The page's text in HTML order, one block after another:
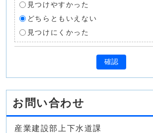
見つけやすかった
どちらともいえない
見つけにくかった
確認
お問い合わせ
産業建設部上下水道課